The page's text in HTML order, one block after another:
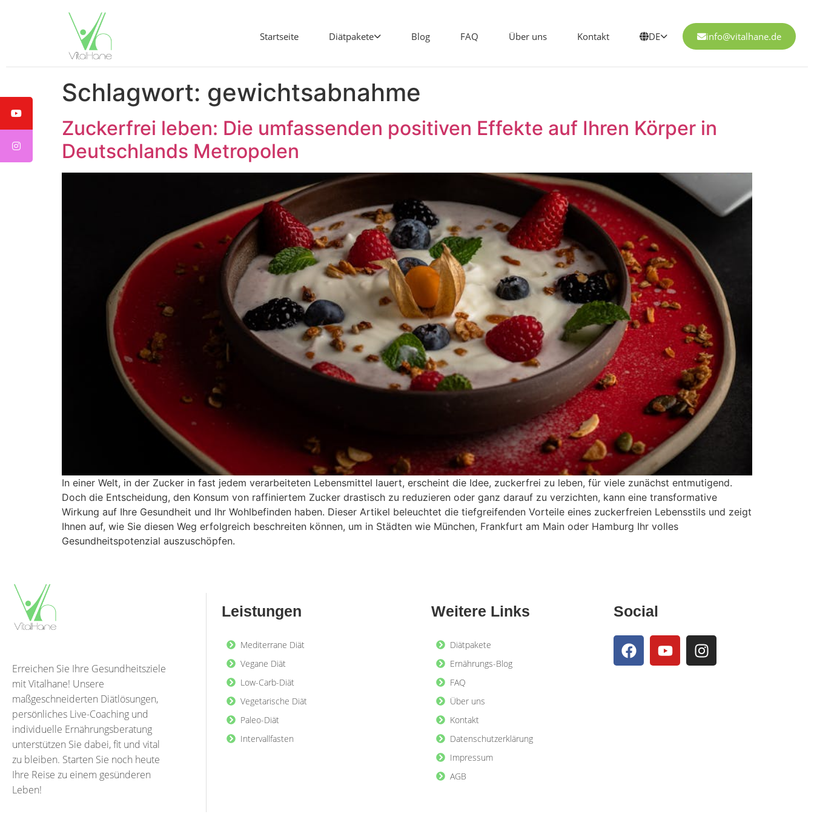
Startseite Diätpakete Blog FAQ Über uns Kontakt DE info@vitalhane.de
Schlagwort: gewichtsabnahme
Zuckerfrei leben: Die umfassenden positiven Effekte auf Ihren Körper in
Deutschlands Metropolen
In einer Welt, in der Zucker in fast jedem verarbeiteten Lebensmittel lauert, erscheint die Idee, zuckerfrei zu leben, für viele zunächst entmutigend.
Doch die Entscheidung, den Konsum von raffiniertem Zucker drastisch zu reduzieren oder ganz darauf zu verzichten, kann eine transformative
Wirkung auf Ihre Gesundheit und Ihr Wohlbefinden haben. Dieser Artikel beleuchtet die tiefgreifenden Vorteile eines zuckerfreien Lebensstils und zeigt
Ihnen auf, wie Sie diesen Weg erfolgreich beschreiten können, um in Städten wie München, Frankfurt am Main oder Hamburg Ihr volles
Gesundheitspotenzial auszuschöpfen.
Erreichen Sie Ihre Gesundheitsziele
mit Vitalhane! Unsere
maßgeschneiderten Diätlösungen,
persönliches Live-Coaching und
individuelle Ernährungsberatung
unterstützen Sie dabei, fit und vital
zu bleiben. Starten Sie noch heute
Ihre Reise zu einem gesünderen
Leben!
Leistungen
Mediterrane Diät
Vegane Diät
Low-Carb-Diät
Vegetarische Diät
Paleo-Diät
Intervallfasten
Weitere Links
Diätpakete
Ernährungs-Blog
FAQ
Über uns
Kontakt
Datenschutzerklärung
Impressum
AGB
Social